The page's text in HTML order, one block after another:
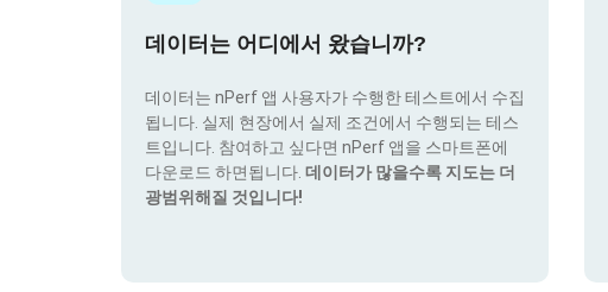
데이터는 어디에서 왔습니까?
데이터는 nPerf 앱 사용자가 수행한 테스트에서 수집
됩니다. 실제 현장에서 실제 조건에서 수행되는 테스
트입니다. 참여하고 싶다면 nPerf 앱을 스마트폰에
다운로드 하면됩니다. 데이터가 많을수록 지도는 더
광범위해질 것입니다!